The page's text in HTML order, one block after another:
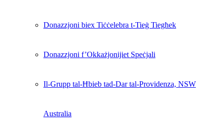
Donazzjoni biex Tiċċelebra t-Tieġ Tiegħek
Donazzjoni f’Okkażjonijiet Speċjali
Il-Grupp tal-Ħbieb tad-Dar tal-Providenza, NSW
Australia